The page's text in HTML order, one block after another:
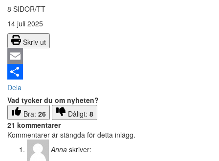
8 SIDOR/TT
14 juli 2025
Skriv ut
Email
Dela
Vad tycker du om nyheten?
Bra: 26 Dåligt: 8
21 kommentarer
Kommentarer är stängda för detta inlägg.
Anna skriver: